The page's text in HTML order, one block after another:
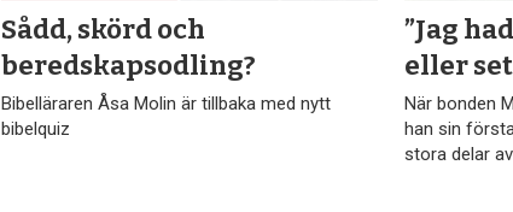
Sådd, skörd och
beredskapsodling?
Bibelläraren Åsa Molin är tillbaka med nytt
bibelquiz
”Jag
eller
När bonden
han sin
stora delar